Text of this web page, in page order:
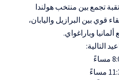
تجمع بين منتخب هولندا
قوي بين البرازيل واليابان،
وباراغواي.
التالية: